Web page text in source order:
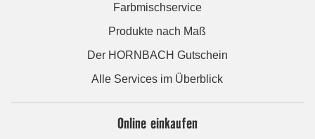
Farbmischservice
Produkte nach Maß
Der HORNBACH Gutschein
Alle Services im Überblick
Online einkaufen